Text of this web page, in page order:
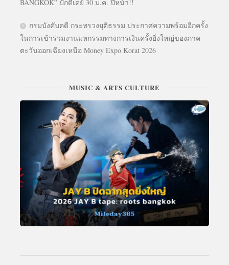
BANGKOK” ปักดีเดย์ 30 ม.ค. ปีหน้า!!
กรมบังคับคดี กระทรวงยุติธรรม ประกาศความพร้อมอีกครั้ง
ในการเข้าร่วมงานมหกรรมทางการเงินครั้งยิ่งใหญ่ของภาค
ตะวันออกเฉียงเหนือ Money Expo Korat 2026
MUSIC & ARTS CULTURE